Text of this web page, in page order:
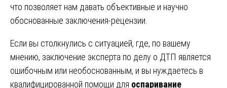
что позволяет нам давать объективные и научно
обоснованные заключения-рецензии.
Если вы столкнулись с ситуацией, где, по вашему
мнению, заключение эксперта по делу о ДТП является
ошибочным или необоснованным, и вы нуждаетесь в
квалифицированной помощи для оспаривание